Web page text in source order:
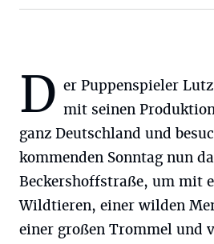
D er Puppenspieler
mit seinen
ganz Deutschland und
kommenden Sonntag nun
Beckershoffstraße, um mit
Wildtieren, einer wilden
einer großen Trommel und